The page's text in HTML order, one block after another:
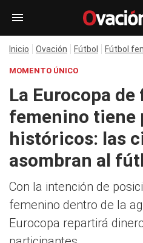
Inicio Ovación Fútbol Fútbol
MOMENTO ÚNICO
La Eurocopa
femenino tiene
históricos: las
asombran al
Con la intención de
femenino dentro de la
Eurocopa repartirá